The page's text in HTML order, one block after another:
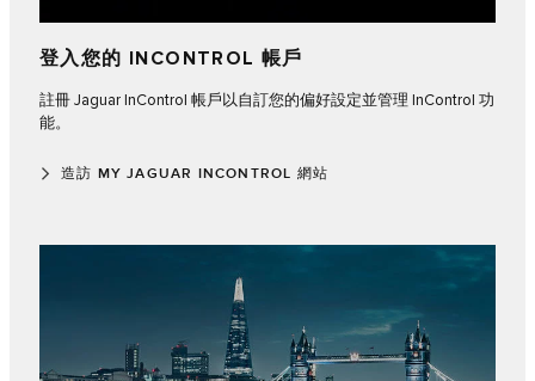
登入您的 INCONTROL 帳戶
註冊 Jaguar InControl 帳戶以自訂您的偏好設定並管理 InControl 功
能。
造訪 MY JAGUAR INCONTROL 網站